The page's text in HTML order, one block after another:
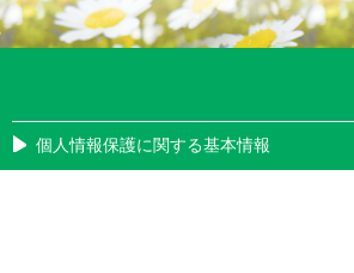
個人情報保護に関する基本情報